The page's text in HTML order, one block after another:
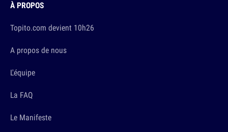
À PROPOS
Topito.com devient 10h26
A propos de nous
L'équipe
La FAQ
Le Manifeste